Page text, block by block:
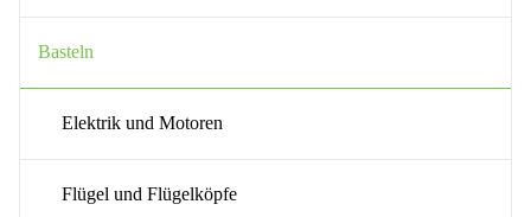
Basteln
Elektrik und Motoren
Flügel und Flügelköpfe